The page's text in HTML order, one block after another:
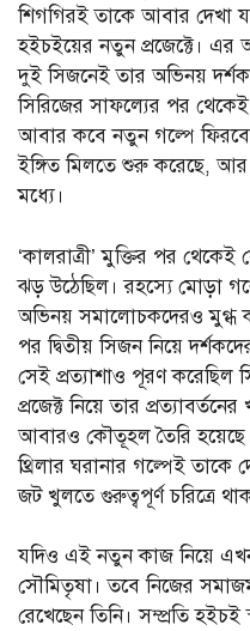
শিগগিরই তাকে আবার দেখা
হইচইয়ের নতুন প্রজেক্টে। এর
দুই সিজনেই তার অভিনয়
সিরিজের সাফল্যের পর
আবার কবে নতুন গল্পে
ইঙ্গিত মিলতে শুরু করেছে, আর
মধ্যে।
‘কালরাত্রী’ মুক্তির পর
ঝড় উঠেছিল। রহস্যে মোড়া
অভিনয় সমালোচকদেরও মুগ্ধ
পর দ্বিতীয় সিজন নিয়ে
সেই প্রত্যাশাও পূরণ করেছিল
প্রজেক্ট নিয়ে তার
আবারও কৌতূহল তৈরি
থ্রিলার ঘরানার গল্পেই তাকে
জট খুলতে গুরুত্বপূর্ণ চরিত্রে
যদিও এই নতুন কাজ নিয়ে
সৌমিতৃষা। তবে নিজের
রেখেছেন তিনি। সম্প্রতি